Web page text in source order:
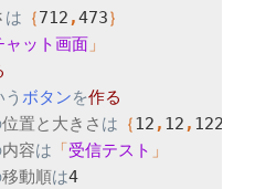
は ｛712 ,473
ャット画面
う ボタンを
位置と大きさ は ｛12 , 12 , 122
内容は 「受信テスト
移動順は4